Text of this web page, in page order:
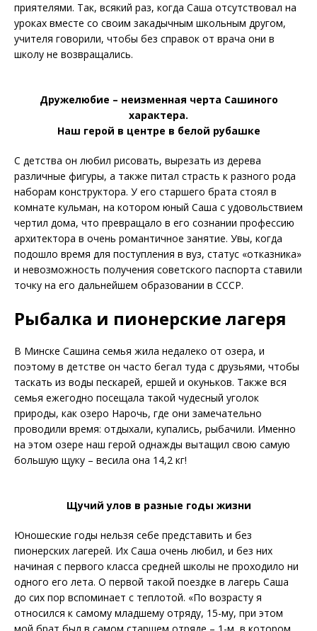
приятелями. Так, всякий раз, когда Саша отсутствовал на
уроках вместе со своим закадычным школьным другом,
учителя говорили, чтобы без спра­вок от врача они в
школу не воз­вращались.
Дружелюбие – неизменная черта Сашиного
характера.
Наш герой в центре в белой рубашке
С детства он любил рисовать, вырезать из дерева
различные фигуры, а также питал страсть к разного рода
наборам конструктора. У его старшего брата стоял в
комнате кульман, на котором юный Саша с удовольствием
чертил дома, что превращало в его сознании профессию
архитектора в очень романтичное занятие. Увы, когда
подошло время для поступления в вуз, статус «отказника»
и невозможность получения советского паспорта ставили
точку на его дальнейшем образовании в СССР.
Рыбалка и пионерские лагеря
В Минске Сашина семья жила недалеко от озера, и
поэтому в детстве он часто бегал туда с друзьями, чтобы
таскать из воды пескарей, ершей и окуньков. Также вся
семья ежегодно посещала такой чудесный уголок
природы, как озеро Нарочь, где они замечательно
проводили время: отдыхали, купались, рыбачили. Именно
на этом озере наш герой однажды вытащил свою самую
большую щуку – весила она 14,2 кг!
Щучий улов в разные годы жизни
Юношеские годы нельзя себе представить и без
пионерских лагерей. Их Саша очень любил, и без них
начиная с первого класса сред­ней школы не проходило ни
одного его лета. О первой такой поездке в лагерь Саша
до сих пор вспоминает с теплотой. «По возрасту я
относился к самому младшему отряду, 15-му, при этом